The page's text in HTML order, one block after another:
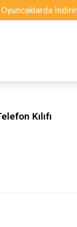
İndirim Fırsatı
Kılıfı